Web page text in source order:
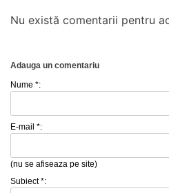
Nu există comentarii pentru
Adauga un comentariu
Nume *:
E-mail *:
(nu se afiseaza pe site)
Subiect *: